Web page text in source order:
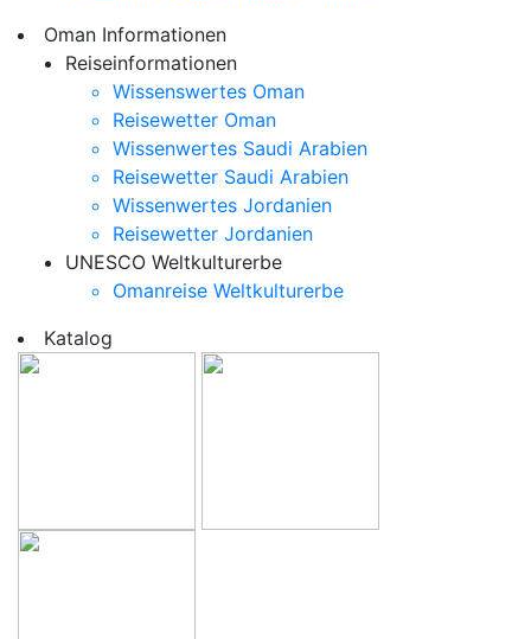
Oman Informationen
Reiseinformationen
Wissenswertes Oman
Reisewetter Oman
Wissenwertes Saudi Arabien
Reisewetter Saudi Arabien
Wissenwertes Jordanien
Reisewetter Jordanien
UNESCO Weltkulturerbe
Omanreise Weltkulturerbe
Katalog